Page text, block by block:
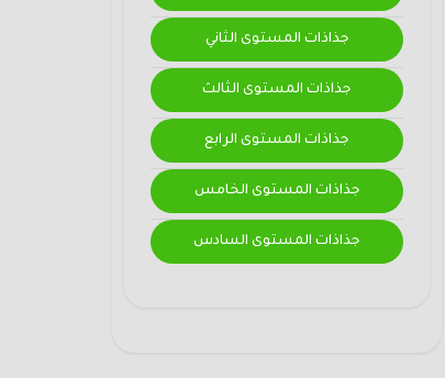
جذاذات المستوى الثاني
جذاذات المستوى الثالث
جذاذات المستوى الرابع
جذاذات المستوى الخامس
جذاذات المستوى السادس